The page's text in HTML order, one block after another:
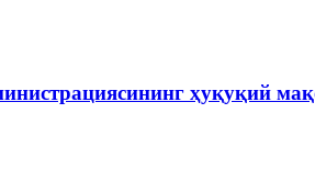
ҳуқуқий